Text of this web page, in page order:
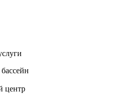
центр